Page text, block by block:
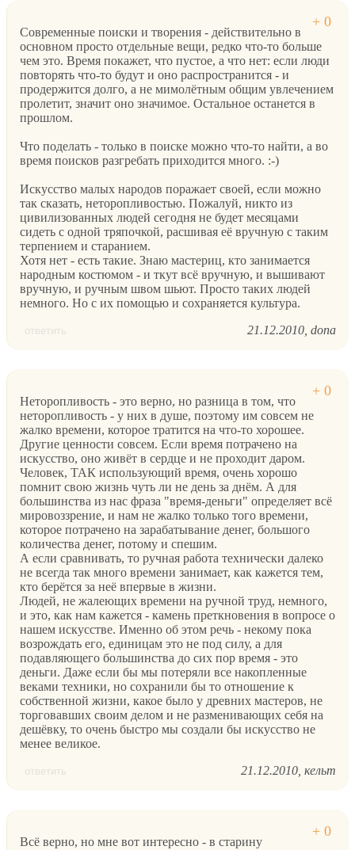
Современные поиски и творения - действительно в
основном просто отдельные вещи, редко что-то больше
чем это. Время покажет, что пустое, а что нет: если люди
повторять что-то будут и оно распространится - и
продержится долго, а не мимолётным общим увлечением
пролетит, значит оно значимое. Остальное останется в
прошлом.
Что поделать - только в поиске можно что-то найти, а во
время поисков разгребать приходится много. :-)
Искусство малых народов поражает своей, если можно
так сказать, неторопливостью. Пожалуй, никто из
цивилизованных людей сегодня не будет месяцами
сидеть с одной тряпочкой, расшивая её вручную с таким
терпением и старанием.
Хотя нет - есть такие. Знаю мастериц, кто занимается
народным костюмом - и ткут всё вручную, и вышивают
вручную, и ручным швом шьют. Просто таких людей
немного. Но с их помощью и сохраняется культура.
ответить 21.12.2010 dona
Неторопливость - это верно, но разница в том, что
неторопливость - у них в душе, поэтому им совсем не
жалко времени, которое тратится на что-то хорошее.
Другие ценности совсем. Если время потрачено на
искусство, оно живёт в сердце и не проходит даром.
Человек, ТАК использующий время, очень хорошо
помнит свою жизнь чуть ли не день за днём. А для
большинства из нас фраза "время-деньги" определяет всё
мировоззрение, и нам не жалко только того времени,
которое потрачено на зарабатывание денег, большого
количества денег, потому и спешим.
А если сравнивать, то ручная работа технически далеко
не всегда так много времени занимает, как кажется тем,
кто берётся за неё впервые в жизни.
Людей, не жалеющих времени на ручной труд, немного,
и это, как нам кажется - камень преткновения в вопросе о
нашем искусстве. Именно об этом речь - некому пока
возрождать его, единицам это не под силу, а для
подавляющего большинства до сих пор время - это
деньги. Даже если бы мы потеряли все накопленные
веками техники, но сохранили бы то отношение к
собственной жизни, какое было у древних мастеров, не
торговавших своим делом и не разменивающих себя на
дешёвку, то очень быстро мы создали бы искусство не
менее великое.
ответить 21.12.2010 кельт
Всё верно, но мне вот интересно - в старину